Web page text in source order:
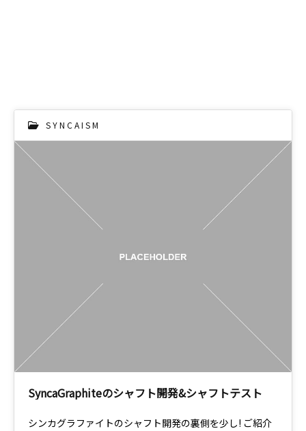
S Y N C A I S M
SyncaGraphiteのシャフト開発&シャフトテスト
シンカグラファイトのシャフト開発の裏側を少し! ご紹介